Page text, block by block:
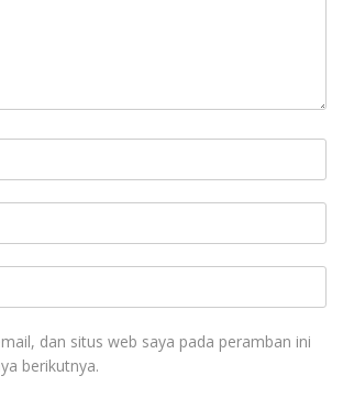
dan situs web saya pada peramban ini
berikutnya.